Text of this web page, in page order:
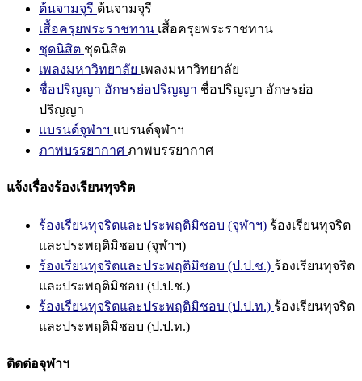
ต้นจามจุรี ต้นจามจุรี
เสื้อครุยพระราชทาน เสื้อครุยพระราชทาน
ชุดนิสิต ชุดนิสิต
เพลงมหาวิทยาลัย เพลงมหาวิทยาลัย
ชื่อปริญญา อักษรย่อปริญญา ชื่อปริญญา อักษรย่อ
ปริญญา
แบรนด์จุฬาฯ แบรนด์จุฬาฯ
ภาพบรรยากาศ ภาพบรรยากาศ
แจ้งเรื่องร้องเรียนทุจริต
ร้องเรียนทุจริตและประพฤติมิชอบ (จุฬาฯ) ร้องเรียนทุจริต
และประพฤติมิชอบ (จุฬาฯ)
ร้องเรียนทุจริตและประพฤติมิชอบ (ป.ป.ช.) ร้องเรียนทุจริต
และประพฤติมิชอบ (ป.ป.ช.)
ร้องเรียนทุจริตและประพฤติมิชอบ (ป.ป.ท.) ร้องเรียนทุจริต
และประพฤติมิชอบ (ป.ป.ท.)
ติดต่อจุฬาฯ